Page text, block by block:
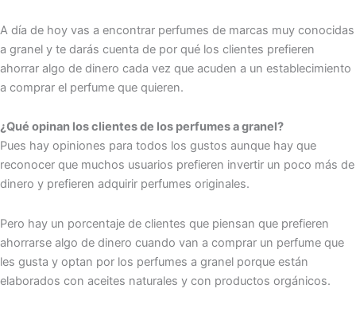
A día de hoy vas a encontrar perfumes de marcas muy conocidas
a granel y te darás cuenta de por qué los clientes prefieren
ahorrar algo de dinero cada vez que acuden a un establecimiento
a comprar el perfume que quieren.
¿Qué opinan los clientes de los perfumes a granel?
Pues hay opiniones para todos los gustos aunque hay que
reconocer que muchos usuarios prefieren invertir un poco más de
dinero y prefieren adquirir perfumes originales.
Pero hay un porcentaje de clientes que piensan que prefieren
ahorrarse algo de dinero cuando van a comprar un perfume que
les gusta y optan por los perfumes a granel porque están
elaborados con aceites naturales y con productos orgánicos.